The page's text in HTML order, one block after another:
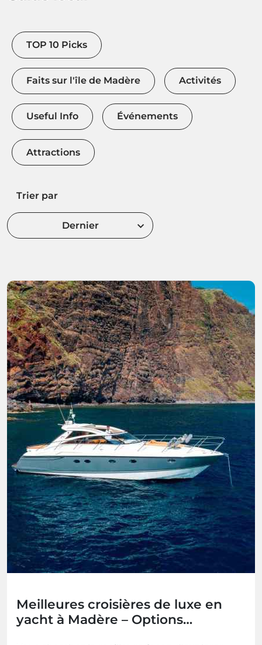
TOP 10 Picks
Faits sur l'île de Madère Activités
Useful Info Événements
Attractions
Trier par
Dernier
Meilleures croisières de luxe en
yacht à Madère – Options